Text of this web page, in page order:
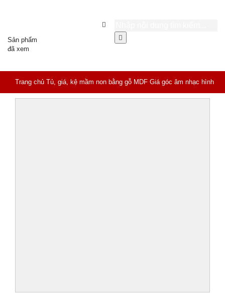
Sản phẩm
đã xem
Trang chủ Tủ, giá, kệ mầm non bằng gỗ MDF Giá góc âm nhạc hình